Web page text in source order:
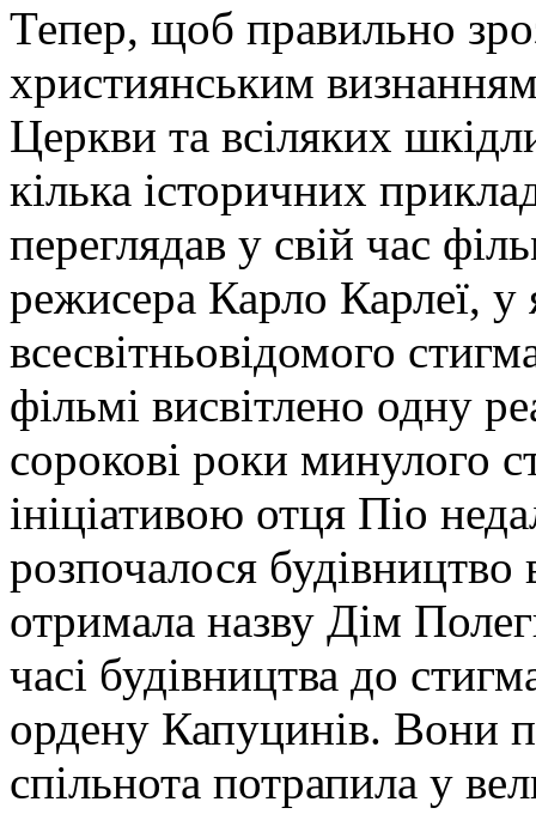
Тепер, щоб правильно
християнським визнанням
Церкви та всіляких
кілька історичних
переглядав у свій час
режисера Карло Карлеї,
всесвітньовідомого
фільмі висвітлено одну
сорокові роки минулого
ініціативою отця Піо
розпочалося будівництво
отримала назву Дім
часі будівництва до
ордену Капуцинів. Вони
спільнота потрапила у